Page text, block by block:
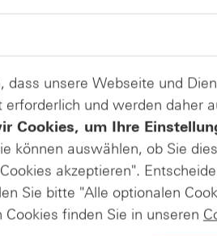
dass unsere Webseite und
und werden daher
Cookies, um Ihre
können auswählen, ob Sie
akzeptieren".
Sie bitte "Alle optionalen
finden Sie in unseren